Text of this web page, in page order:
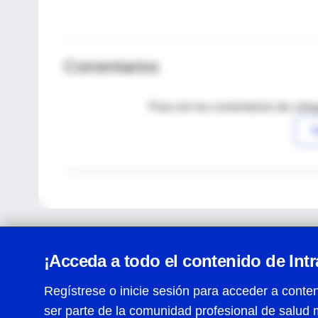
Comentarios
Para ver los comentarios de
¡Acceda a todo el contenido de
Regístrese o inicie sesión para acceder a
ser parte de la comunidad profesional de salud
Centro de Ayuda